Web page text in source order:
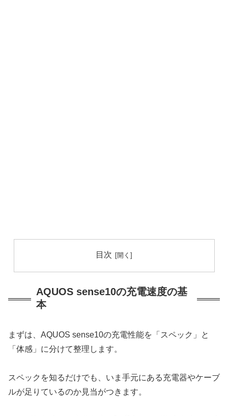
目次
AQUOS sense10の充電速度の基
本
まずは、AQUOS sense10の充電性能を「スペック」と
「体感」に分けて整理します。
スペックを知るだけでも、いま手元にある充電器やケーブ
ルが足りているのか見当がつきます。